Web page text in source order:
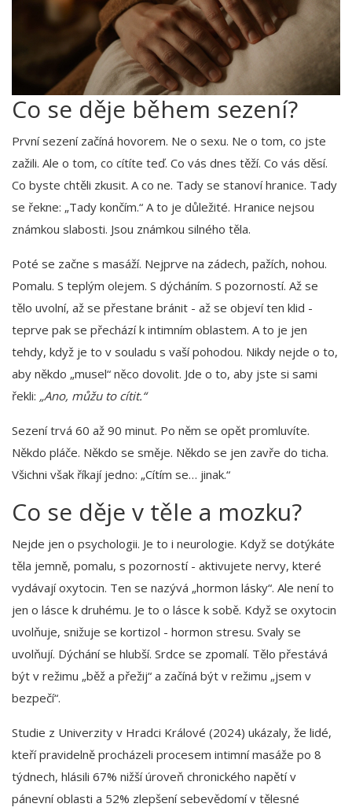
Co se děje během sezení?
První sezení začíná hovorem. Ne o sexu. Ne o tom, co jste
zažili. Ale o tom, co cítíte teď. Co vás dnes těží. Co vás děsí.
Co byste chtěli zkusit. A co ne. Tady se stanoví hranice. Tady
se řekne: „Tady končím.“ A to je důležité. Hranice nejsou
známkou slabosti. Jsou známkou silného těla.
Poté se začne s masáží. Nejprve na zádech, pažích, nohou.
Pomalu. S teplým olejem. S dýcháním. S pozorností. Až se
tělo uvolní, až se přestane bránit - až se objeví ten klid -
teprve pak se přechází k intimním oblastem. A to je jen
tehdy, když je to v souladu s vaší pohodou. Nikdy nejde o to,
aby někdo „musel“ něco dovolit. Jde o to, aby jste si sami
řekli: „Ano, můžu to cítit.“
Sezení trvá 60 až 90 minut. Po něm se opět promluvíte.
Někdo pláče. Někdo se směje. Někdo se jen zavře do ticha.
Všichni však říkají jedno: „Cítím se… jinak.“
Co se děje v těle a mozku?
Nejde jen o psychologii. Je to i neurologie. Když se dotýkáte
těla jemně, pomalu, s pozorností - aktivujete nervy, které
vydávají oxytocin. Ten se nazývá „hormon lásky“. Ale není to
jen o lásce k druhému. Je to o lásce k sobě. Když se oxytocin
uvolňuje, snižuje se kortizol - hormon stresu. Svaly se
uvolňují. Dýchání se hlubší. Srdce se zpomalí. Tělo přestává
být v režimu „běž a přežij“ a začíná být v režimu „jsem v
bezpečí“.
Studie z Univerzity v Hradci Králové (2024) ukázaly, že lidé,
kteří pravidelně procházeli procesem intimní masáže po 8
týdnech, hlásili 67% nižší úroveň chronického napětí v
pánevní oblasti a 52% zlepšení sebevědomí v tělesné